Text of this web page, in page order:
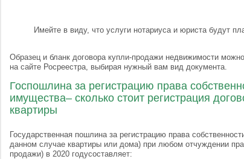
Имейте в виду, что услуги нотариуса и юриста будут
Образец и бланк договора купли-продажи недвижимости
на сайте Росреестра, выбирая нужный вам вид документа.
Госпошлина за регистрацию права
имущества– сколько стоит регистрация
квартиры
Государственная пошлина за регистрацию права
данном случае квартиры или дома) при любом отчуждении
продажи) в 2020 годусоставляет: